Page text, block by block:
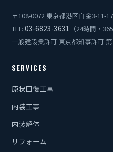
〒108-0072 東京都港区白金3-11-
TEL: 03-6823-3631
（24時間・
一般建設業許可 東京都知事許可
SERVICES
原状回復工事
内装工事
内装解体
リフォーム